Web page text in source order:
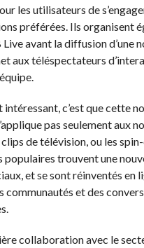
les utilisateurs de
préférées. Ils organisent
Live avant la diffusion d’une
aux téléspectateurs
intéressant, c’est que cette
pas seulement aux
clips de télévision, ou les
populaires trouvent une
et se sont réinventés en
communautés et des
collaboration avec le